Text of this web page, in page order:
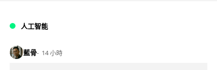
人工智能
藍骨 14 小時